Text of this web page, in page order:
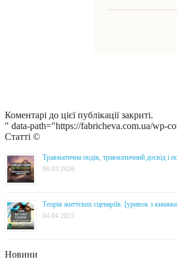
Коментарі до цієї публікації закриті.
" data-path="https://fabricheva.com.ua/wp-
Статті ©
Травматична подія, травматичний досвід і
06.03.2026
Теорія життєвих сценаріїв. [уривок з
04.04.2025
Новини